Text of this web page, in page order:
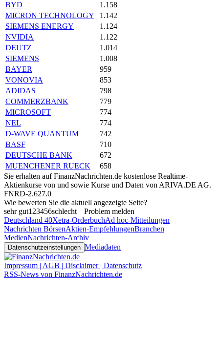
BYD
1.158
MICRON TECHNOLOGY
1.142
SIEMENS ENERGY
1.124
NVIDIA
1.122
DEUTZ
1.014
SIEMENS
1.008
BAYER
959
VONOVIA
853
ADIDAS
798
COMMERZBANK
779
MICROSOFT
774
NEL
774
D-WAVE QUANTUM
742
BASF
710
DEUTSCHE BANK
672
MUENCHENER RUECK
658
Sie erhalten auf FinanzNachrichten.de kostenlose Realtime-
Aktienkurse von und sowie Kurse und Daten von ARIVA.DE AG.
FNRD-2.627.0
Wie bewerten Sie die aktuell angezeigte Seite?
sehr gut1 23456schlecht
Problem melden
Deutschland 40Xetra-OrderbuchAd hoc-Mitteilungen
Nachrichten BörsenAktien-EmpfehlungenBranchen
MedienNachrichten-Archiv
Datenschutzeinstellungen Mediadaten
Impressum | AGB | Disclaimer | Datenschutz
RSS-News von FinanzNachrichten.de